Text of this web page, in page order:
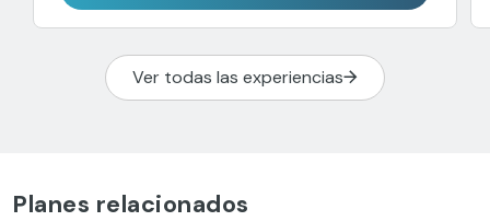
Ver todas las experiencias
Planes relacionados